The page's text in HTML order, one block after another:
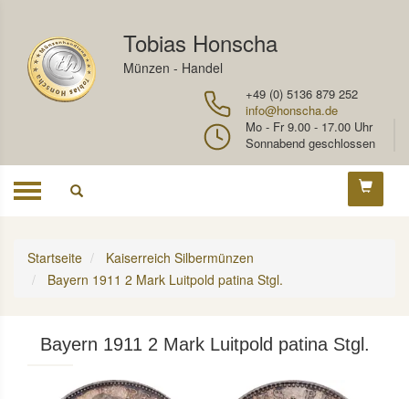
Tobias Honscha
Münzen - Handel
+49 (0) 5136 879 252
info@honscha.de
Mo - Fr 9.00 - 17.00 Uhr
Sonnabend geschlossen
Toggle
Startseite
Kaiserreich Silbermünzen
Bayern 1911 2 Mark Luitpold patina Stgl.
Bayern 1911 2 Mark Luitpold patina Stgl.